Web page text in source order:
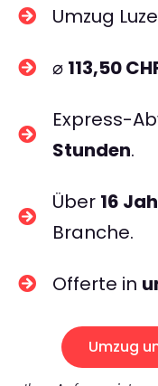
Umzug
⌀ 113,50
Express-
Stunden.
Über 16
Branche.
Offerte in
Umzug